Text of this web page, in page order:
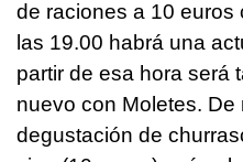
de raciones a 10 euros
las 19.00 habrá una
partir de esa hora será
nuevo con Moletes. De
degustación de